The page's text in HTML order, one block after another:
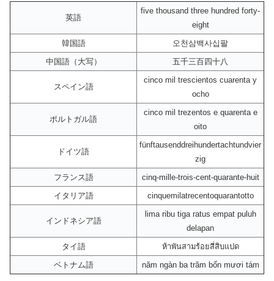
英語
five thousand three hundred forty-
eight
韓国語
오천삼백사십팔
中国語（大写）
五千三百四十八
スペイン語
cinco mil trescientos cuarenta y
ocho
ポルトガル語
cinco mil trezentos e quarenta e
oito
ドイツ語
fünftausenddreihundertachtundvier
zig
フランス語
cinq-mille-trois-cent-quarante-huit
イタリア語
cinquemilatrecentoquarantotto
インドネシア語
lima ribu tiga ratus empat puluh
delapan
タイ語
ห้าพันสามร้อยสี่สิบแปด
ベトナム語
năm ngàn ba trăm bốn mươi tám